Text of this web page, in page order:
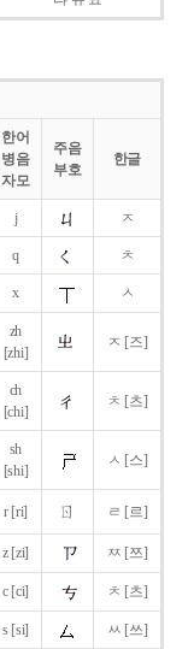
한어
병음
자모
주음
부호
한글
j ㅈ
q ㅊ
x ㅅ
zh
[zhi]
ㅈ [즈]
ch
[chi]
ㅊ [츠]
sh
[shi]
ㅅ [스]
r [ri] ㄖ ㄹ [르]
z [zi] ㅉ [쯔]
c [ci] ㅊ [츠]
s [si] ㅆ [쓰]